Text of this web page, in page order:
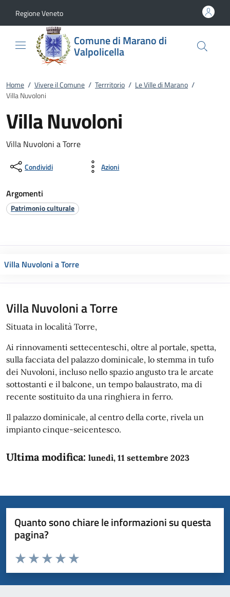
Regione Veneto
Comune di Marano di
Valpolicella
Home / Vivere il Comune / Terrritorio / Le Ville di Marano /
Villa Nuvoloni
Villa Nuvoloni
Villa Nuvoloni a Torre
Condividi Azioni
Argomenti
Patrimonio culturale
Villa Nuvoloni a Torre
Villa Nuvoloni a Torre
Situata in località Torre,
Ai rinnovamenti settecenteschi, oltre al portale, spetta,
sulla facciata del palazzo dominicale, lo stemma in tufo
dei Nuvoloni, incluso nello spazio angusto tra le arcate
sottostanti e il balcone, un tempo balaustrato, ma di
recente sostituito da una ringhiera in ferro.
Il palazzo dominicale, al centro della corte, rivela un
impianto cinque-seicentesco.
Ultima modifica: lunedì, 11 settembre 2023
Quanto sono chiare le informazioni su questa
pagina?
Domanda
Valuta da 1 a 5 stelle la pagina
Valuta 5 stelle su 5
Valuta 4 stelle su 5
Valuta 3 stelle su 5
Valuta 2 stelle su 5
Valuta 1 stelle su 5